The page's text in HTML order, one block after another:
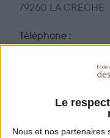
Le
Nous et nos partenaires
79260 LA CRECHE
Téléphone :
05 49 05 33 44
Email :